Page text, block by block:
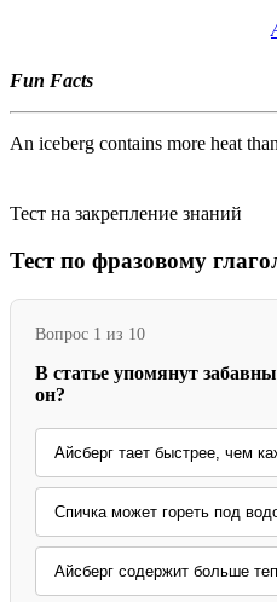
Fun Facts
An iceberg contains more heat
Тест на закрепление знаний
Тест по фразовому
Вопрос 1 из 10
В статье упомянут
он?
Айсберг тает быстрее, чем
Спичка может гореть под
Айсберг содержит больше